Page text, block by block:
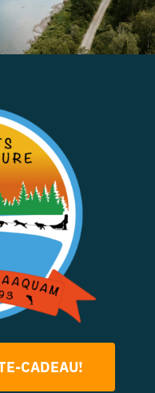
CADEAU!